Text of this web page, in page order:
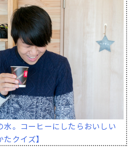
水。コーヒーにしたらおいしい
クイズ】